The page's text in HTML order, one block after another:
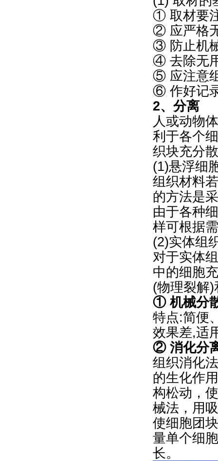
① 取材要
② 应严格
③ 防止机
④ 去除无
⑤ 应注意
⑥ 作好记
2、分离
人或动物
利于各个
织块充分
(1)悬浮细
组织材料
的方法是
由于各种
样可根据
(2)实体组
对于实体
中的细胞
(物理裂解
① 机械分
特点:简便
效果差,适
② 消化分
组织消化
的生化作
构松动，
械法，用
使细胞团
量单个细
长。